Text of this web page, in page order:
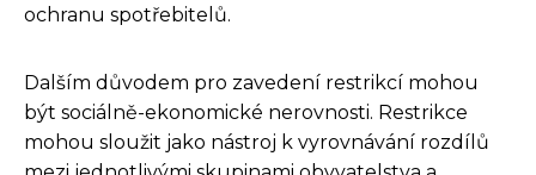
ochranu spotřebitelů.
Dalším důvodem pro zavedení restrikcí mohou
být sociálně-ekonomické nerovnosti. Restrikce
mohou sloužit jako nástroj k vyrovnávání rozdílů